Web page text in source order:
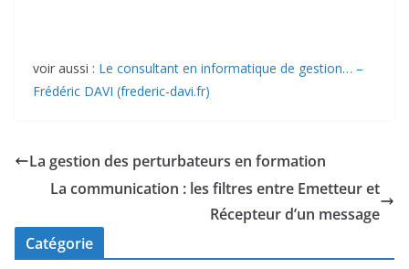
voir aussi : Le consultant en informatique de gestion… –
Frédéric DAVI (frederic-davi.fr)
La gestion des perturbateurs en formation
La communication : les filtres entre Emetteur et
Récepteur d’un message
Catégorie